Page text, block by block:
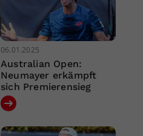
06.01.2025
Australian Open:
Neumayer erkämpft
sich Premierensieg